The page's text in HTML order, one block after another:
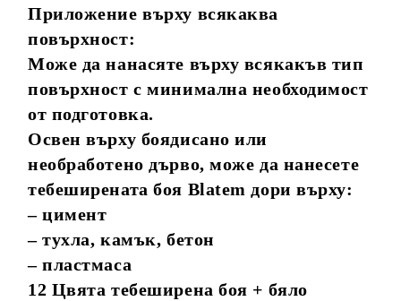
Приложение върху всякаква
повърхност:
Може да нанасяте върху всякакъв тип
повърхност с минимална необходимост
от подготовка.
Освен върху боядисано или
необработено дърво, може да нанесете
тебеширената боя Blatem дори върху:
– цимент
– тухла, камък, бетон
– пластмаса
12 Цвята тебеширена боя + бяло